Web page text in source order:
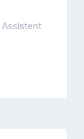
Assistent